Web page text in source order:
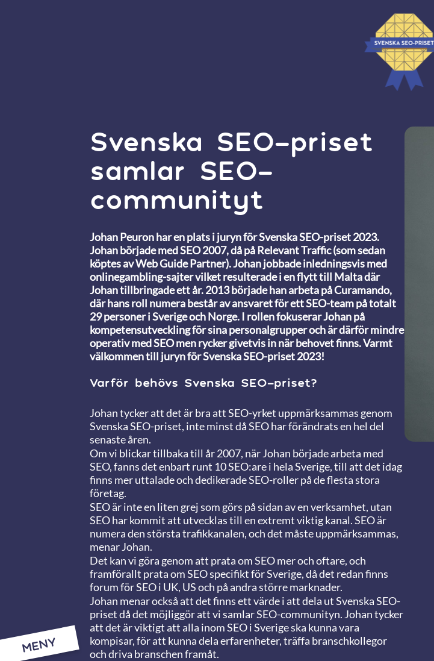
MENY
Svenska SEO-priset
samlar SEO-
communityt
Johan Peuron har en plats i juryn för Svenska SEO-priset 2023.
Johan började med SEO 2007, då på Relevant Traffic (som sedan
köptes av Web Guide Partner). Johan jobbade inledningsvis med
onlinegambling-sajter vilket resulterade i en flytt till Malta där
Johan tillbringade ett år. 2013 började han arbeta på Curamando,
där hans roll numera består av ansvaret för ett SEO-team på totalt
29 personer i Sverige och Norge. I rollen fokuserar Johan på
kompetensutveckling för sina personalgrupper och är därför mindre
operativ med SEO men rycker givetvis in när behovet finns. Varmt
välkommen till juryn för Svenska SEO-priset 2023!
Varför behövs Svenska SEO-priset?
Johan tycker att det är bra att SEO-yrket uppmärksammas genom
Svenska SEO-priset, inte minst då SEO har förändrats en hel del
senaste åren.
Om vi blickar tillbaka till år 2007, när Johan började arbeta med
SEO, fanns det enbart runt 10 SEO:are i hela Sverige, till att det idag
finns mer uttalade och dedikerade SEO-roller på de flesta stora
företag.
SEO är inte en liten grej som görs på sidan av en verksamhet, utan
SEO har kommit att utvecklas till en extremt viktig kanal. SEO är
numera den största trafikkanalen, och det måste uppmärksammas,
menar Johan.
Det kan vi göra genom att prata om SEO mer och oftare, och
framförallt prata om SEO specifikt för Sverige, då det redan finns
forum för SEO i UK, US och på andra större marknader.
Johan menar också att det finns ett värde i att dela ut Svenska SEO-
priset då det möjliggör att vi samlar SEO-communityn. Johan tycker
att det är viktigt att alla inom SEO i Sverige ska kunna vara
kompisar, för att kunna dela erfarenheter, träffa branschkollegor
och driva branschen framåt.